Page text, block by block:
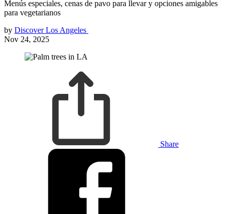
Menús especiales, cenas de pavo para llevar y opciones amigables
para vegetarianos
by Discover Los Angeles
Nov 24, 2025
Share